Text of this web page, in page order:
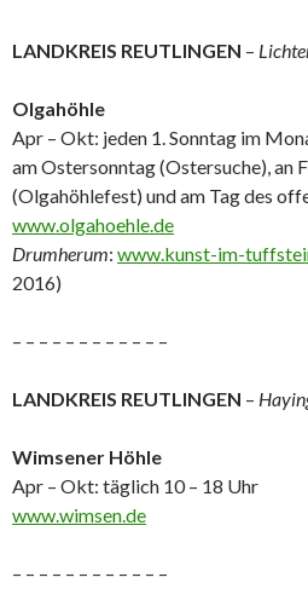
LANDKREIS REUTLINGEN –
Olgahöhle
Apr – Okt: jeden 1. Sonntag im
am Ostersonntag (Ostersuche), an
(Olgahöhlefest) und am Tag des
www.olgahoehle.de
Drumherum: www.kunst-im-
2016)
– – – – – – – – – – – –
LANDKREIS REUTLINGEN –
Wimsener Höhle
Apr – Okt: täglich 10 – 18 Uhr
www.wimsen.de
– – – – – – – – – – – –